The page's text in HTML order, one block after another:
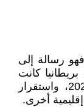
رسالة إلى
كانت
حاضرة بقوة في الملف السوري بعد 2024، واستقرار
أخرى.